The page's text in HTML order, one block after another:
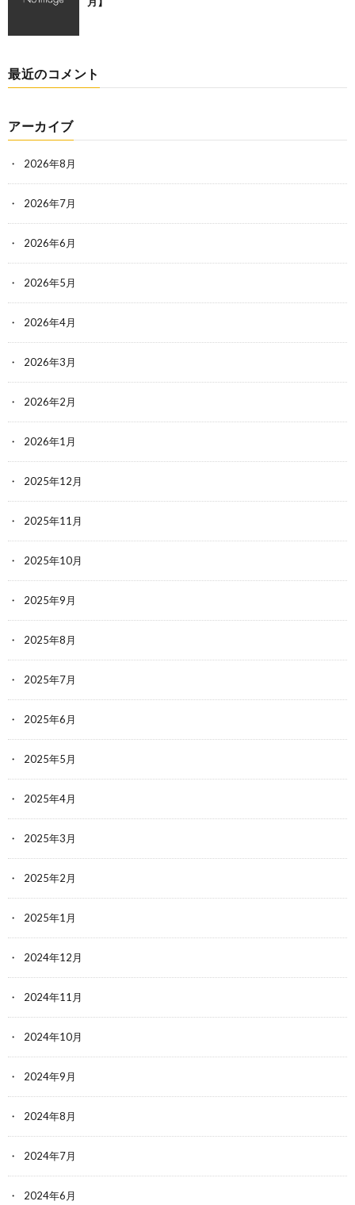
最近のコメント
アーカイブ
2026年8月
2026年7月
2026年6月
2026年5月
2026年4月
2026年3月
2026年2月
2026年1月
2025年12月
2025年11月
2025年10月
2025年9月
2025年8月
2025年7月
2025年6月
2025年5月
2025年4月
2025年3月
2025年2月
2025年1月
2024年12月
2024年11月
2024年10月
2024年9月
2024年8月
2024年7月
2024年6月